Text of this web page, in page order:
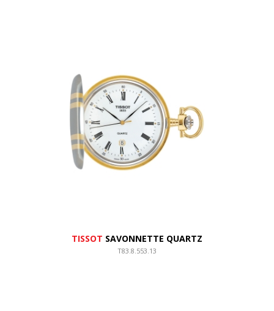
TISSOT SAVONNETTE QUARTZ
T83.8.553.13